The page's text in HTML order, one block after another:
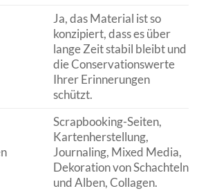
Ja, das Material ist so
konzipiert, dass es über
lange Zeit stabil bleibt und
die Conservationswerte
Ihrer Erinnerungen
schützt.
Scrapbooking-Seiten,
Kartenherstellung,
Journaling, Mixed Media,
Dekoration von Schachteln
und Alben, Collagen.